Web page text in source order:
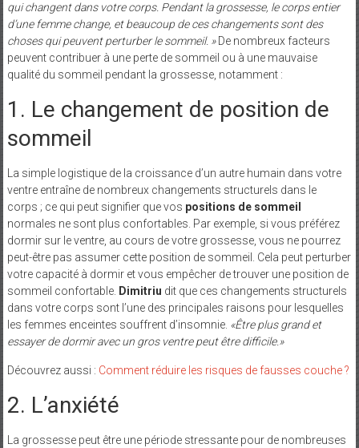
qui changent dans votre corps. Pendant la grossesse, le corps entier
d’une femme change, et beaucoup de ces changements sont des
choses qui peuvent perturber le sommeil. »De nombreux facteurs
peuvent contribuer à une perte de sommeil ou à une mauvaise
qualité du sommeil pendant la grossesse, notamment :
1. Le changement de position de
sommeil
La simple logistique de la croissance d’un autre humain dans votre
ventre entraîne de nombreux changements structurels dans le
corps ; ce qui peut signifier que vos positions de sommeil
normales ne sont plus confortables. Par exemple, si vous préférez
dormir sur le ventre, au cours de votre grossesse, vous ne pourrez
peut-être pas assumer cette position de sommeil. Cela peut perturber
votre capacité à dormir et vous empêcher de trouver une position de
sommeil confortable. Dimitriu dit que ces changements structurels
dans votre corps sont l’une des principales raisons pour lesquelles
les femmes enceintes souffrent d’insomnie. «Être plus grand et
essayer de dormir avec un gros ventre peut être difficile.»
Découvrez aussi : Comment réduire les risques de fausses couche ?
2. L’anxiété
La grossesse peut être une période stressante pour de nombreuses